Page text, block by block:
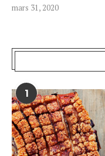
mars 31, 2020
1